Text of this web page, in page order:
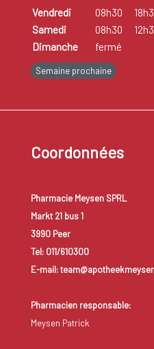
Vendredi
08h30
Samedi
08h30
Dimanche
fermé
Semaine prochaine
Coordonnées
Pharmacie Meysen SPRL
Markt 21 bus 1
3990 Peer
Tel: 011/610300
E-mail:
Pharmacien responsable:
Meysen Patrick